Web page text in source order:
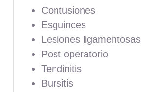
Contusiones
Esguinces
Lesiones ligamentosas
Post operatorio
Tendinitis
Bursitis